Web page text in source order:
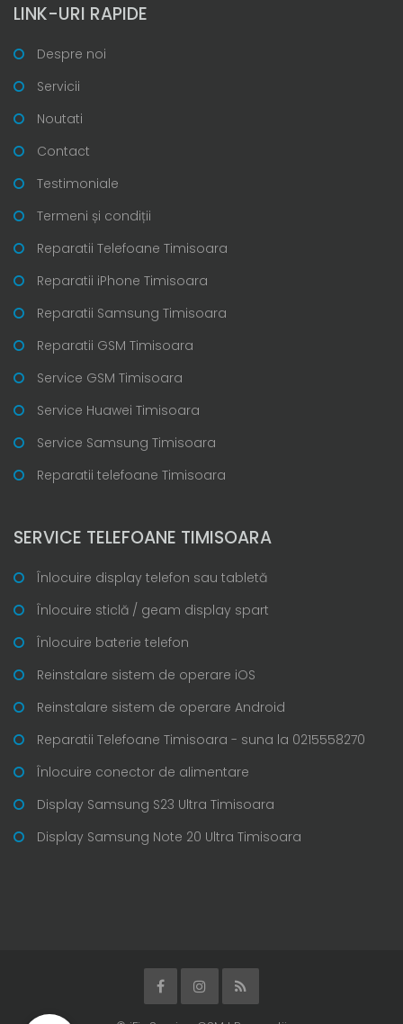
LINK-URI RAPIDE
Despre noi
Servicii
Noutati
Contact
Testimoniale
Termeni și condiții
Reparatii Telefoane Timisoara
Reparatii iPhone Timisoara
Reparatii Samsung Timisoara
Reparatii GSM Timisoara
Service GSM Timisoara
Service Huawei Timisoara
Service Samsung Timisoara
Reparatii telefoane Timisoara
SERVICE TELEFOANE TIMISOARA
Înlocuire display telefon sau tabletă
Înlocuire sticlă / geam display spart
Înlocuire baterie telefon
Reinstalare sistem de operare iOS
Reinstalare sistem de operare Android
Reparatii Telefoane Timisoara - suna la 0215558270
Înlocuire conector de alimentare
Display Samsung S23 Ultra Timisoara
Display Samsung Note 20 Ultra Timisoara